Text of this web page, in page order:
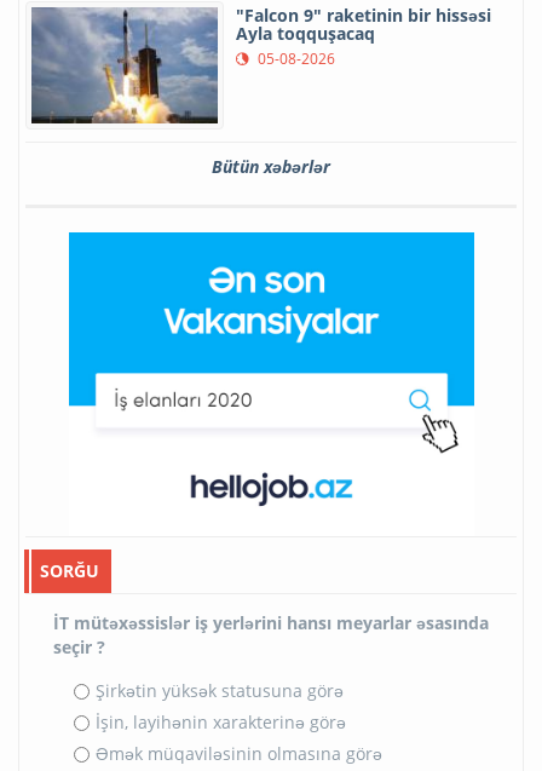
"Falcon 9" raketinin bir hissəsi
Ayla toqquşacaq
05-08-2026
Bütün xəbərlər
SORĞU
İT mütəxəssislər iş yerlərini hansı meyarlar əsasında
seçir ?
Şirkətin yüksək statusuna görə
İşin, layihənin xarakterinə görə
Əmək müqaviləsinin olmasına görə